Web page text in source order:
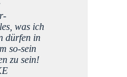
was ich
dürfen in
so-sein
zu sein!